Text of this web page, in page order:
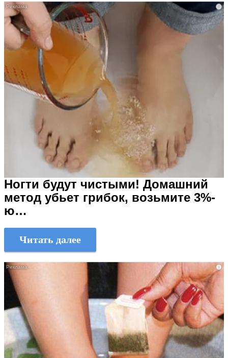
i
Ногти будут чистыми! Домашний
метод убьет грибок, возьмите 3%-
ю…
Читать далее
i